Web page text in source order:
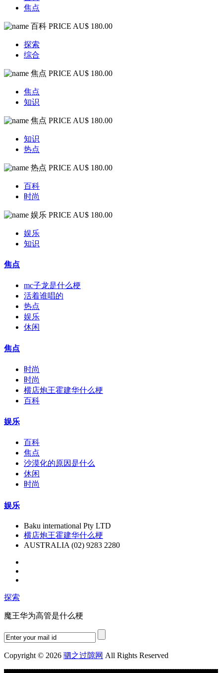
焦点
百科 PRICE AU$ 180.00
探索
综合
焦点 PRICE AU$ 180.00
焦点
知识
焦点 PRICE AU$ 180.00
知识
热点
热点 PRICE AU$ 180.00
百科
时尚
娱乐 PRICE AU$ 180.00
娱乐
知识
焦点
mc子龙是什么梗
活着谁唱的
热点
娱乐
休闲
焦点
时尚
时尚
横店炮王霍建华什么梗
百科
娱乐
百科
焦点
沙漠化的原因是什么
休闲
时尚
娱乐
Baku international Pty LTD
横店炮王霍建华什么梗
AUSTRALIA (02) 9283 2280
探索
魔王华为高管是什么梗
Copyright © 2026 驷之过隙网 All Rights Reserved